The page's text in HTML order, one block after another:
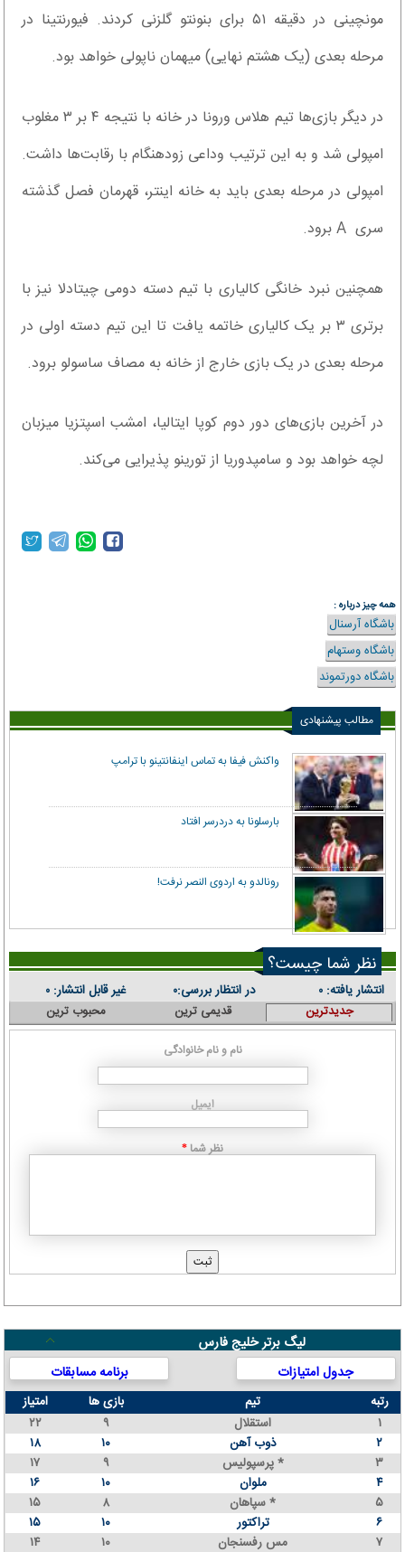
مونچینی در دقیقه ۵۱ برای بنونتو گلزنی کردند. فیورنتینا در
مرحله بعدی (یک هشتم نهایی) میهمان ناپولی خواهد بود.
در دیگر بازی‌ها تیم هلاس ورونا در خانه با نتیجه ۴ بر ۳ مغلوب
امپولی شد و به این ترتیب وداعی زودهنگام با رقابت‌ها داشت.
امپولی در مرحله بعدی باید به خانه اینتر، قهرمان فصل گذشته
سری A برود.
همچنین نبرد خانگی کالیاری با تیم دسته دومی چیتادلا نیز با
برتری ۳ بر یک کالیاری خاتمه یافت تا این تیم دسته اولی در
مرحله بعدی در یک بازی خارج از خانه به مصاف ساسولو برود.
در آخرین بازی‌های دور دوم کوپا ایتالیا، امشب اسپتزیا میزبان
لچه خواهد بود و سامپدوریا از تورینو پذیرایی می‌‌کند.
همه چیز درباره :
باشگاه آرسنال
باشگاه وستهام
باشگاه دورتموند
مطالب پیشنهادی
واکنش فیفا به تماس اینفانتینو با ترامپ
بارسلونا به دردرسر افتاد
رونالدو به اردوی النصر نرفت!
نظر شما چیست؟
انتشار یافته: ۰ در انتظار بررسی:۰ غیر قابل انتشار: ۰
جدیدترین قدیمی ترین محبوب ترین
نام و نام خانوادگی
ایمیل
نظر شما *
لیگ برتر خلیج فارس
جدول امتیازات
برنامه مسابقات
رتبه تیم بازی ها
امتیاز
۱
استقلال ۹
۲۲
۲
ذوب آهن ۱۰
۱۸
۳
پرسپولیس * ۹
۱۷
۴
ملوان ۱۰
۱۶
۵
سپاهان * ۸
۱۵
۶
تراکتور ۱۰
۱۵
۷
مس رفسنجان ۱۰
۱۴